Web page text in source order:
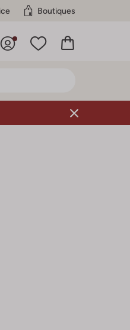
Boutiques